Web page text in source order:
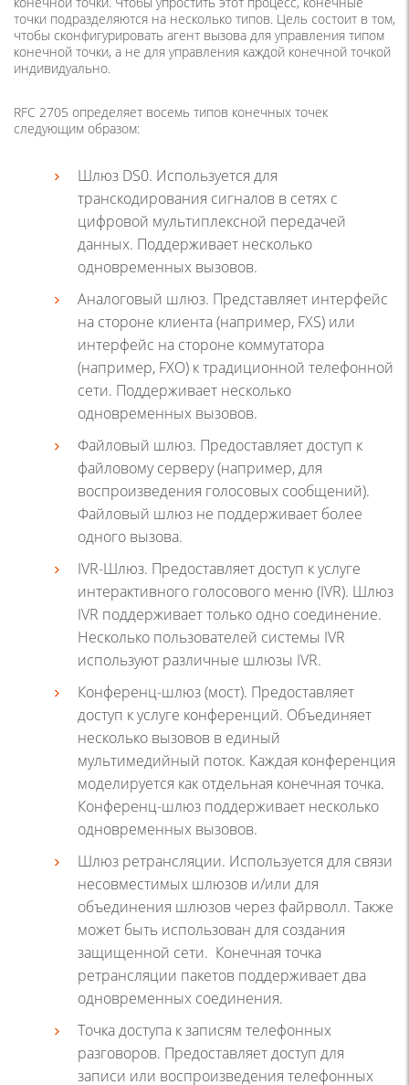
точки подразделяются на несколько типов. Цель состоит в том,
чтобы сконфигурировать агент вызова для управления типом
конечной точки, а не для управления каждой конечной точкой
индивидуально.
RFC 2705 определяет восемь типов конечных точек
следующим образом:
Шлюз DS0. Используется для
транскодирования сигналов в сетях c
цифровой мультиплексной передачей
данных. Поддерживает несколько
одновременных вызовов.
Аналоговый шлюз. Представляет интерфейс
на стороне клиента (например, FXS) или
интерфейс на стороне коммутатора
(например, FXO) к традиционной телефонной
сети. Поддерживает несколько
одновременных вызовов.
Файловый шлюз. Предоставляет доступ к
файловому серверу (например, для
воспроизведения голосовых сообщений).
Файловый шлюз не поддерживает более
одного вызова.
IVR-Шлюз. Предоставляет доступ к услуге
интерактивного голосового меню (IVR). Шлюз
IVR поддерживает только одно соединение.
Несколько пользователей системы IVR
используют различные шлюзы IVR.
Конференц-шлюз (мост). Предоставляет
доступ к услуге конференций. Объединяет
несколько вызовов в единый
мультимедийный поток. Каждая конференция
моделируется как отдельная конечная точка.
Конференц-шлюз поддерживает несколько
одновременных вызовов.
Шлюз ретрансляции. Используется для связи
несовместимых шлюзов и/или для
объединения шлюзов через файрволл. Также
может быть использован для создания
защищенной сети. Конечная точка
ретрансляции пакетов поддерживает два
одновременных соединения.
Точка доступа к записям телефонных
разговоров. Предоставляет доступ для
записи или воспроизведения телефонных